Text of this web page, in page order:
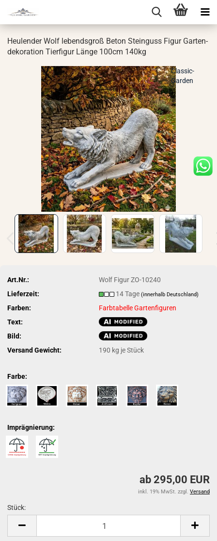
Heu­len­der Wolf le­bends­groß Beton Stein­guss Figur Gar­ten­
de­ko­ra­ti­on Tier­fi­gur Länge 100cm 140kg
Classic-
Garden
Art.Nr.:
Wolf Figur ZO-10240
Lieferzeit:
14 Tage(innerhalb Deutschland)
Farben:
Farbtabelle Gartenfiguren
Text:
Bild:
Versand Gewicht:
190 kg je Stück
Farbe:
Imprägnierung:
ab 295,00 EUR
inkl. 19% MwSt. zzgl. Versand
Stück: